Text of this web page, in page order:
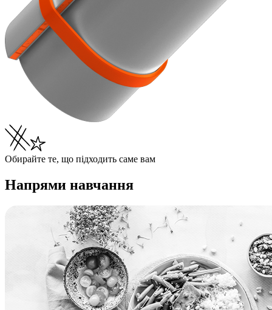
Обирайте те, що підходить саме вам
Напрями навчання